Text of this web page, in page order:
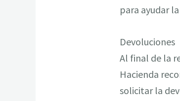
para ayudar
Devoluciones
Al final de la
Hacienda
solicitar la